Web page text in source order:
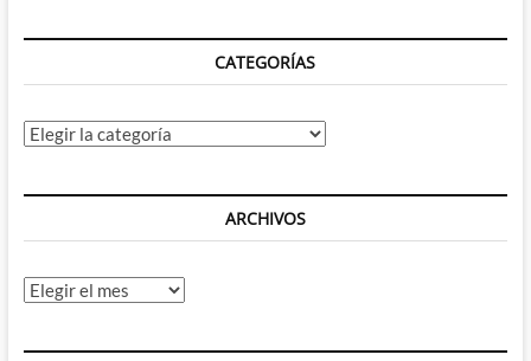
semana
Iron
CATEGORÍAS
Categorías
ARCHIVOS
Archivos